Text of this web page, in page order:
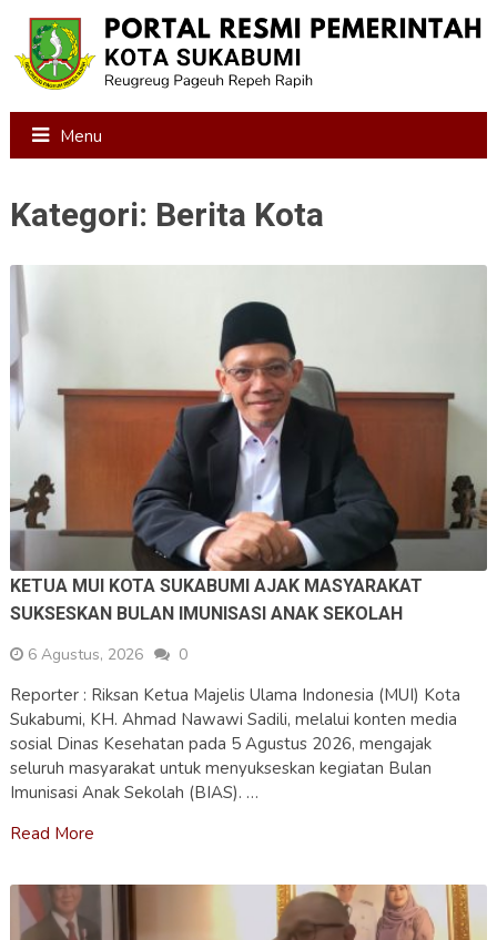
Menu
Kategori: Berita Kota
KETUA MUI KOTA SUKABUMI AJAK MASYARAKAT
SUKSESKAN BULAN IMUNISASI ANAK SEKOLAH
6 Agustus, 2026
0
Reporter : Riksan Ketua Majelis Ulama Indonesia (MUI) Kota
Sukabumi, KH. Ahmad Nawawi Sadili, melalui konten media
sosial Dinas Kesehatan pada 5 Agustus 2026, mengajak
seluruh masyarakat untuk menyukseskan kegiatan Bulan
Imunisasi Anak Sekolah (BIAS). …
Read More